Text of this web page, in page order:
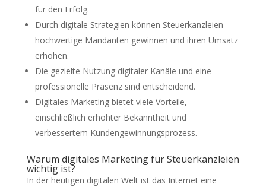
für den Erfolg.
Durch digitale Strategien können Steuerkanzleien
hochwertige Mandanten gewinnen und ihren Umsatz
erhöhen.
Die gezielte Nutzung digitaler Kanäle und eine
professionelle Präsenz sind entscheidend.
Digitales Marketing bietet viele Vorteile,
einschließlich erhöhter Bekanntheit und
verbessertem Kundengewinnungsprozess.
Warum digitales Marketing für Steuerkanzleien
wichtig ist?
In der heutigen digitalen Welt ist das Internet eine